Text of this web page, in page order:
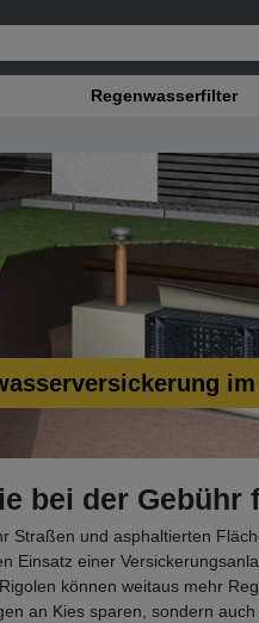
Regenwasserfilter
bei der Gebühr
und asphaltierten
einer
können weitaus mehr
an Kies sparen, sondern